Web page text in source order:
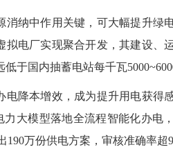
纳中作用关键，可大幅提升绿
电厂实现聚合开发，其建设、
于国内抽蓄电站每千瓦
降本增效，成为提升用电获得
力大模型落地全流程智能化办电
万份供电方案，审核准确率超